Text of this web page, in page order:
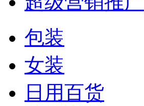
包装
女装
日用百货